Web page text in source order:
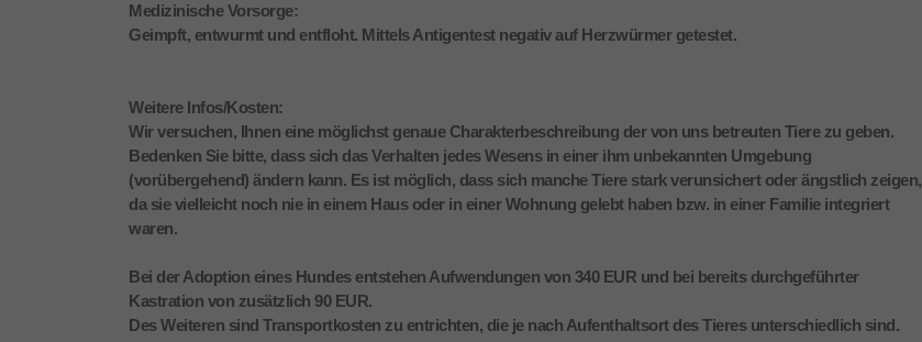
Medizinische Vorsorge:
Geimpft, entwurmt und entfloht. Mittels Antigentest negativ auf Herzwürmer getestet.
Weitere Infos/Kosten:
Wir versuchen, Ihnen eine möglichst genaue Charakterbeschreibung der von uns betreuten Tiere zu geben.
Bedenken Sie bitte, dass sich das Verhalten jedes Wesens in einer ihm unbekannten Umgebung
(vorübergehend) ändern kann. Es ist möglich, dass sich manche Tiere stark verunsichert oder ängstlich zeigen,
da sie vielleicht noch nie in einem Haus oder in einer Wohnung gelebt haben bzw. in einer Familie integriert
waren.
Bei der Adoption eines Hundes entstehen Aufwendungen von 340 EUR und bei bereits durchgeführter
Kastration von zusätzlich 90 EUR.
Des Weiteren sind Transportkosten zu entrichten, die je nach Aufenthaltsort des Tieres unterschiedlich sind.